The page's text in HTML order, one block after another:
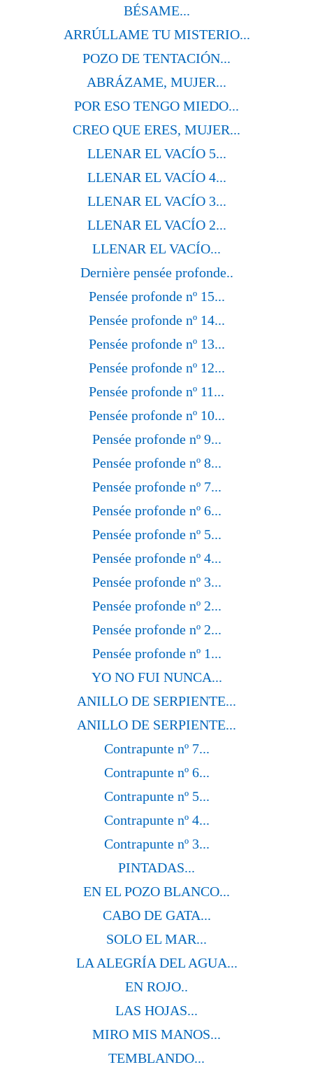
BÉSAME...
ARRÚLLAME TU MISTERIO...
POZO DE TENTACIÓN...
ABRÁZAME, MUJER...
POR ESO TENGO MIEDO...
CREO QUE ERES, MUJER...
LLENAR EL VACÍO 5...
LLENAR EL VACÍO 4...
LLENAR EL VACÍO 3...
LLENAR EL VACÍO 2...
LLENAR EL VACÍO...
Dernière pensée profonde..
Pensée profonde nº 15...
Pensée profonde nº 14...
Pensée profonde nº 13...
Pensée profonde nº 12...
Pensée profonde nº 11...
Pensée profonde nº 10...
Pensée profonde nº 9...
Pensée profonde nº 8...
Pensée profonde nº 7...
Pensée profonde nº 6...
Pensée profonde nº 5...
Pensée profonde nº 4...
Pensée profonde nº 3...
Pensée profonde nº 2...
Pensée profonde nº 2...
Pensée profonde nº 1...
YO NO FUI NUNCA...
ANILLO DE SERPIENTE...
ANILLO DE SERPIENTE...
Contrapunte nº 7...
Contrapunte nº 6...
Contrapunte nº 5...
Contrapunte nº 4...
Contrapunte nº 3...
PINTADAS...
EN EL POZO BLANCO...
CABO DE GATA...
SOLO EL MAR...
LA ALEGRÍA DEL AGUA...
EN ROJO..
LAS HOJAS...
MIRO MIS MANOS...
TEMBLANDO...